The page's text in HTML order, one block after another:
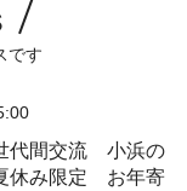
です
代間交流 小浜の
休み限定 お年寄